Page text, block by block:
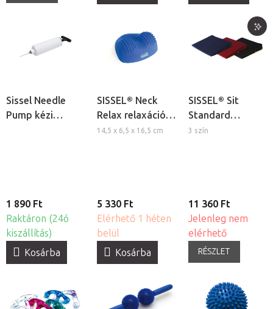
Sissel Needle
Pump kézi
1 890 Ft
Raktáron (24ó
kiszállítás)
Kosárba
SISSEL® Neck
Relax relaxációs
nyakpárna
14,5 x 6,5 x 16,5 cm
5 330 Ft
Elérhető 1 héten
belül
Kosárba
SISSEL® Sit
Standard
tartásjavító ülő
3 szín
11 360 Ft
Jelenleg nem
elérhető
RÉSZLET